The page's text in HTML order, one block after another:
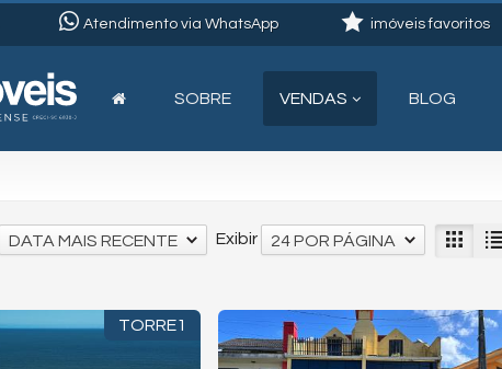
Atendimento via WhatsApp imóveis favoritos
SOBRE VENDAS BLOG
Exibir 24 POR PÁGINA
DATA MAIS RECENTE
TORRE1